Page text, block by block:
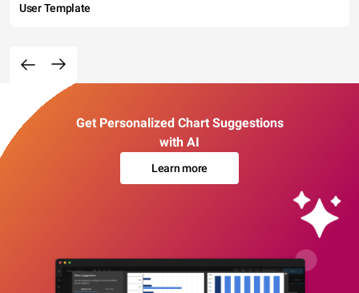
User Template
Get Personalized Chart Suggestions
with AI
Learn more